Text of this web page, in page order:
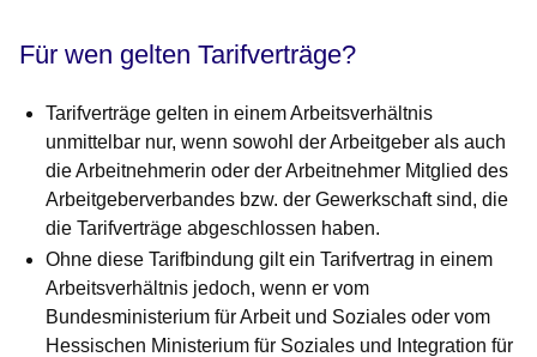
Für wen gelten Tarifverträge?
Tarifverträge gelten in einem Arbeitsverhältnis
unmittelbar nur, wenn sowohl der Arbeitgeber als auch
die Arbeitnehmerin oder der Arbeitnehmer Mitglied des
Arbeitgeberverbandes bzw. der Gewerkschaft sind, die
die Tarifverträge abgeschlossen haben.
Ohne diese Tarifbindung gilt ein Tarifvertrag in einem
Arbeitsverhältnis jedoch, wenn er vom
Bundesministerium für Arbeit und Soziales oder vom
Hessischen Ministerium für Soziales und Integration für